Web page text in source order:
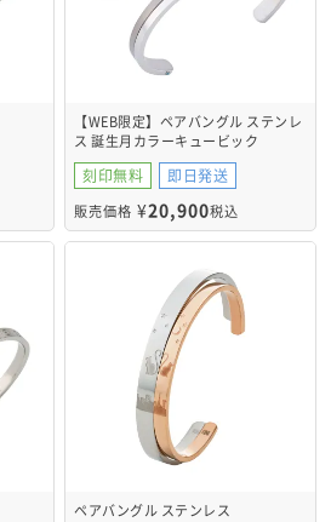
【WEB限定】ペアバングル ステンレ
ス 誕生月カラーキュービック
4SBG201GO&4SBG202SV
刻印無料 即日発送
販売価格 ¥20,900税込
ペアバングル ステンレス